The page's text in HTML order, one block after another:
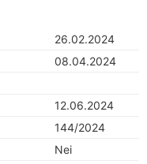
26.02.2024
08.04.2024
12.06.2024
144/2024
Nei